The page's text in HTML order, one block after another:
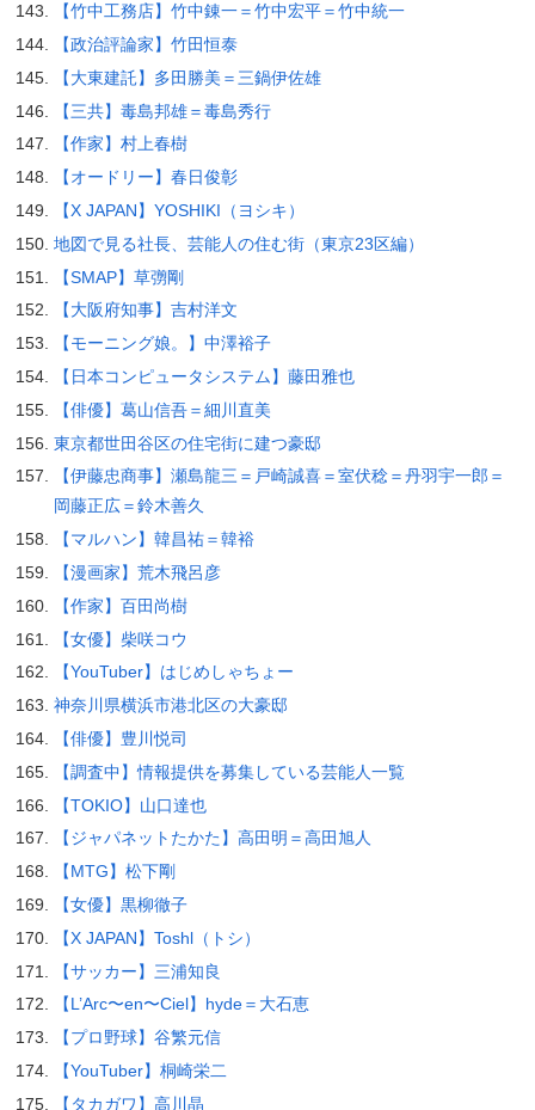
【竹中工務店】竹中錬一＝竹中宏平＝竹中統一
【政治評論家】竹田恒泰
【大東建託】多田勝美＝三鍋伊佐雄
【三共】毒島邦雄＝毒島秀行
【作家】村上春樹
【オードリー】春日俊彰
【X JAPAN】YOSHIKI（ヨシキ）
地図で見る社長、芸能人の住む街（東京23区編）
【SMAP】草彅剛
【大阪府知事】吉村洋文
【モーニング娘。】中澤裕子
【日本コンピュータシステム】藤田雅也
【俳優】葛山信吾＝細川直美
東京都世田谷区の住宅街に建つ豪邸
【伊藤忠商事】瀬島龍三＝戸崎誠喜＝室伏稔＝丹羽宇一郎＝
岡藤正広＝鈴木善久
【マルハン】韓昌祐＝韓裕
【漫画家】荒木飛呂彦
【作家】百田尚樹
【女優】柴咲コウ
【YouTuber】はじめしゃちょー
神奈川県横浜市港北区の大豪邸
【俳優】豊川悦司
【調査中】情報提供を募集している芸能人一覧
【TOKIO】山口達也
【ジャパネットたかた】高田明＝高田旭人
【MTG】松下剛
【女優】黒柳徹子
【X JAPAN】Toshl（トシ）
【サッカー】三浦知良
【L’Arc〜en〜Ciel】hyde＝大石恵
【プロ野球】谷繁元信
【YouTuber】桐崎栄二
【タカガワ】高川晶